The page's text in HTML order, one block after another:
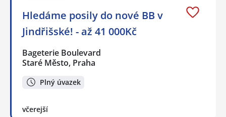
Hledáme posily do nové BB v
Jindřišské! - až 41 000Kč
Bageterie Boulevard
Staré Město, Praha
Plný úvazek
včerejší